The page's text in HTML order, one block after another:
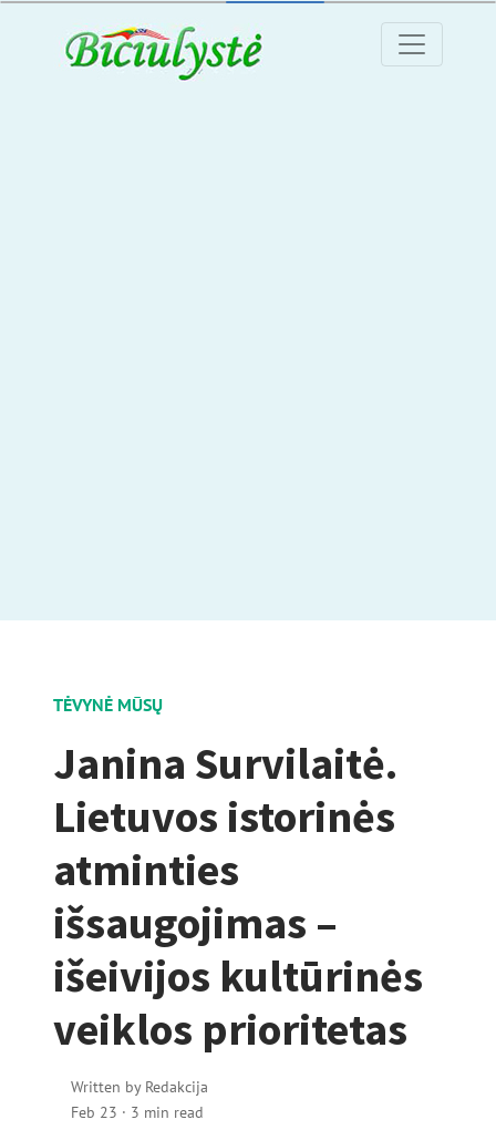
TĖVYNĖ MŪSŲ
Janina Survilaitė.
Lietuvos istorinės
atminties
išsaugojimas –
išeivijos kultūrinės
veiklos prioritetas
Written by Redakcija
Feb 23 · 3 min read